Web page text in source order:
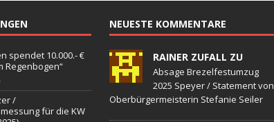
spendet 10.000.- €
Regenbogen“
/
für die KW
NEUESTE KOMMENTARE
RAINER ZUFALL ZU
Absage Brezelfestumzug
2025 Speyer / Statement von
Oberbürgermeisterin Stefanie Seiler